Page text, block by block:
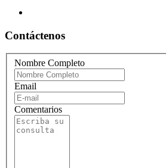
Contáctenos
Nombre Completo
Email
Comentarios